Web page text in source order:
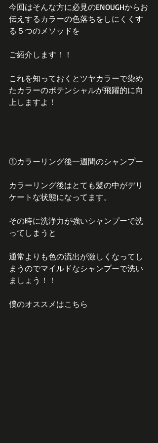
今回はそんな方に必見のENOUGHからお
伝えするカラーの色落ちをしにくくす
る５つのメソッドを
ご紹介します！！
これを知っておくとツヤカラーで染め
たカラーのポテンシャルが飛躍的に向
上しますよ！
①カラーリング後一週間のシャンプー
カラーリング後はとても髪の中がデリ
ケートな状態になってます。
その時に洗浄力が強いシャンプーで洗
ってしまうと
通常よりも色の流出が激しくなってし
まうのでマイルドなシャンプーで洗い
ましょう！！
僕のオススメはこちら